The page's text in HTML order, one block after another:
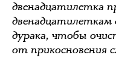
двенадцатилетка
дурака, чтобы
от прикосновения